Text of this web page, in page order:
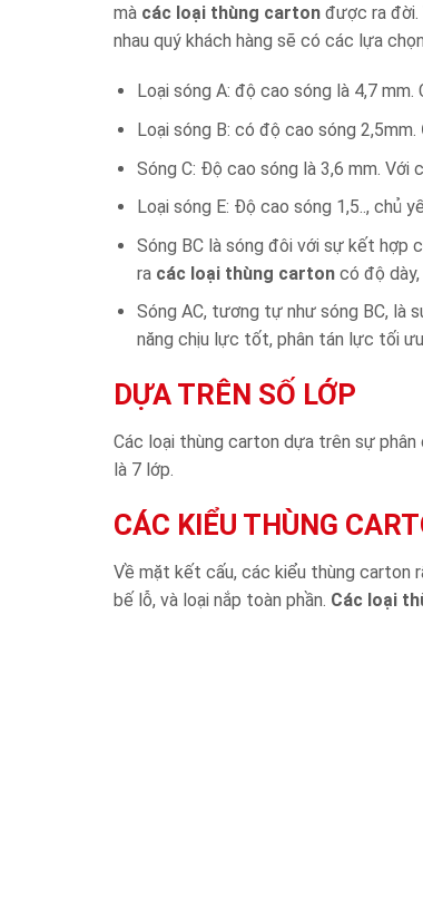
mà các loại thùng carton được ra đời.
nhau quý khách hàng sẽ có các lựa
Loại sóng A: độ cao sóng là 4,7
Loại sóng B: có độ cao sóng 2,5mm.
Sóng C: Độ cao sóng là 3,6 mm. Với
Loại sóng E: Độ cao sóng 1,5.., chủ
Sóng BC là sóng đôi với sự kết hợp
racác loại thùng cartoncó độ dày,
Sóng AC, tương tự như sóng BC, là
năng chịu lực tốt, phân tán lực tối
DỰA TRÊN SỐ LỚP
Các loại thùng carton dựa trên sự
là 7 lớp.
CÁC KIỂU THÙNG
Về mặt kết cấu, các kiểu thùng carton
bế lỗ, và loại nắp toàn phần. Các loại